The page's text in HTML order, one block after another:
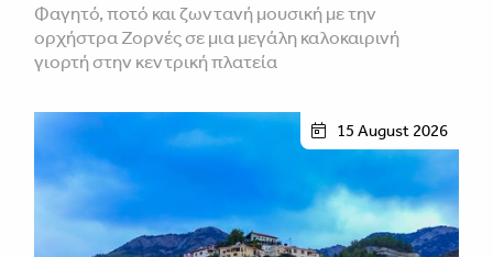
Φαγητό, ποτό και ζωντανή μουσική με την
ορχήστρα Ζορνές σε μια μεγάλη καλοκαιρινή
γιορτή στην κεντρική πλατεία
15 August 2026